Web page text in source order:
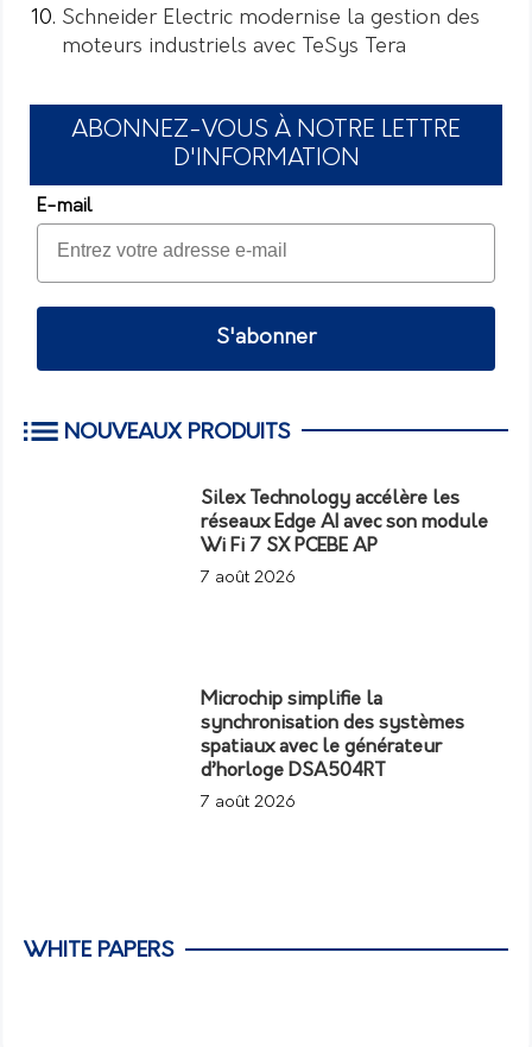
Schneider Electric modernise la gestion des
moteurs industriels avec TeSys Tera
ABONNEZ-VOUS À NOTRE LETTRE
D'INFORMATION
E-mail
S'abonner
NOUVEAUX PRODUITS
Silex Technology accélère les
réseaux Edge AI avec son module
Wi Fi 7 SX PCEBE AP
7 août 2026
Microchip simplifie la
synchronisation des systèmes
spatiaux avec le générateur
d’horloge DSA504RT
7 août 2026
WHITE PAPERS